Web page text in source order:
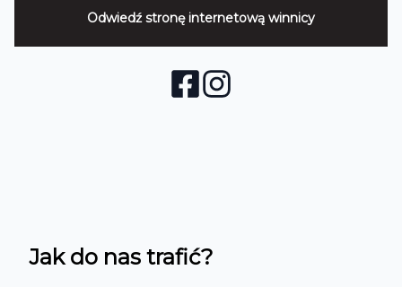
Odwiedź stronę internetową winnicy
Jak do nas trafić?